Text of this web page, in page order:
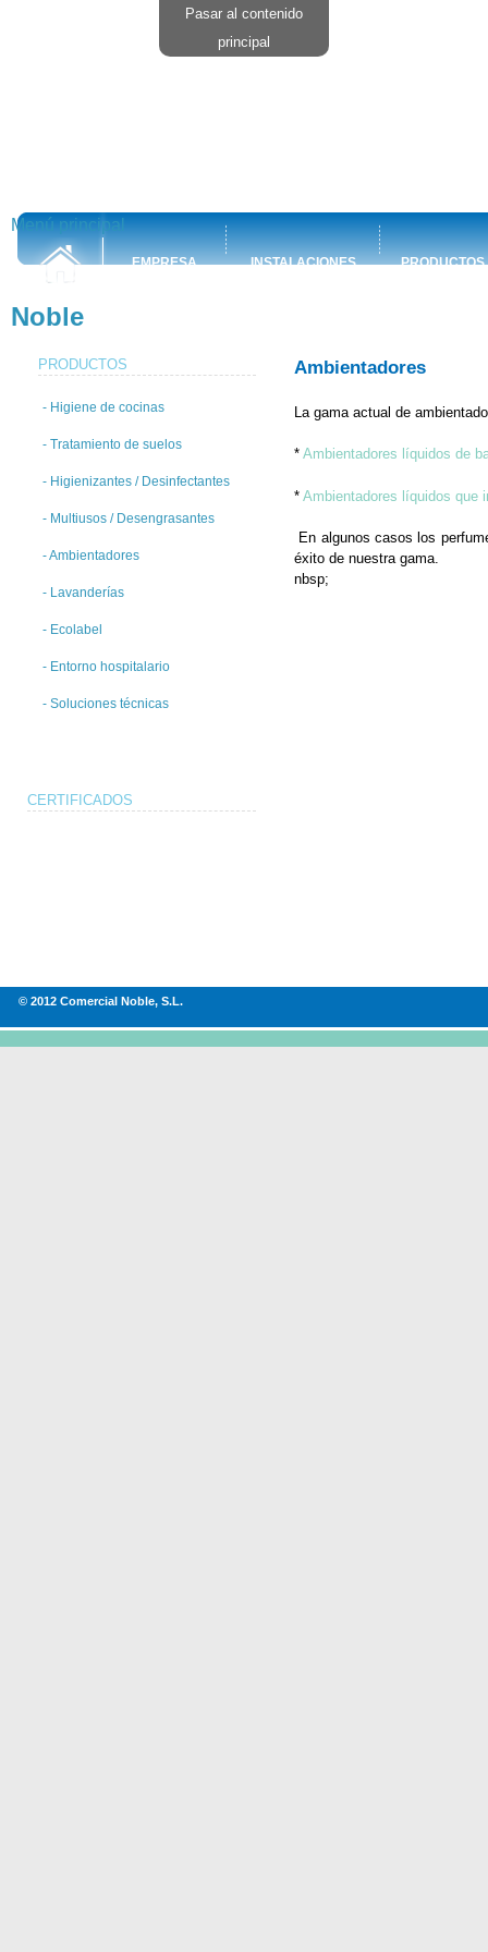
Pasar al contenido
principal
Menú principal
EMPRESA INSTALACIONES PRODUCTOS
Noble
Ambientadores
La gama actual de
* Ambientadores líquidos de
* Ambientadores líquidos que
En algunos casos los
éxito de nuestra gama.
nbsp;
PRODUCTOS
- Higiene de cocinas
- Tratamiento de suelos
- Higienizantes / Desinfectantes
- Multiusos / Desengrasantes
- Ambientadores
- Lavanderías
- Ecolabel
- Entorno hospitalario
- Soluciones técnicas
CERTIFICADOS
© 2012 Comercial Noble, S.L.